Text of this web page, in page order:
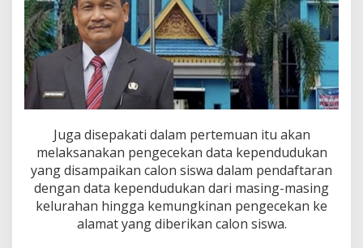
Juga disepakati dalam pertemuan itu akan
melaksanakan pengecekan data kependudukan
yang disampaikan calon siswa dalam pendaftaran
dengan data kependudukan dari masing-masing
kelurahan hingga kemungkinan pengecekan ke
alamat yang diberikan calon siswa.